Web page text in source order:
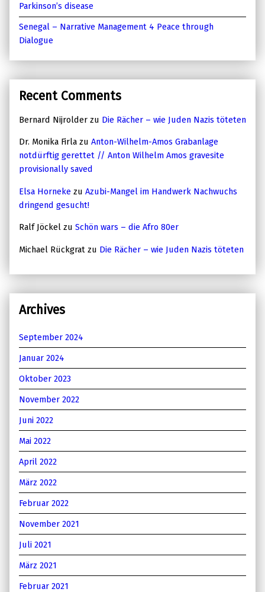
Parkinson’s disease
Senegal – Narrative Management 4 Peace through
Dialogue
Recent Comments
Bernard Nijrolder zu Die Rächer – wie Juden Nazis töteten
Dr. Monika Firla zu Anton-Wilhelm-Amos Grabanlage
notdürftig gerettet // Anton Wilhelm Amos gravesite
provisionally saved
Elsa Horneke zu Azubi-Mangel im Handwerk Nachwuchs
dringend gesucht!
Ralf Jöckel zu Schön wars – die Afro 80er
Michael Rückgrat zu Die Rächer – wie Juden Nazis töteten
Archives
September 2024
Januar 2024
Oktober 2023
November 2022
Juni 2022
Mai 2022
April 2022
März 2022
Februar 2022
November 2021
Juli 2021
März 2021
Februar 2021